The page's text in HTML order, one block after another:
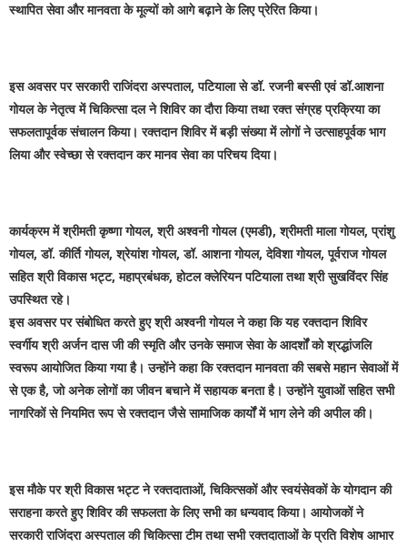
स्थापित सेवा और मानवता के मूल्यों को आगे बढ़ाने के लिए प्रेरित किया।
इस अवसर पर सरकारी राजिंदरा अस्पताल, पटियाला से डॉ. रजनी बस्सी एवं डॉ.आशना
गोयल के नेतृत्व में चिकित्सा दल ने शिविर का दौरा किया तथा रक्त संग्रह प्रक्रिया का
सफलतापूर्वक संचालन किया। रक्तदान शिविर में बड़ी संख्या में लोगों ने उत्साहपूर्वक भाग
लिया और स्वेच्छा से रक्तदान कर मानव सेवा का परिचय दिया।
कार्यक्रम में श्रीमती कृष्णा गोयल, श्री अश्वनी गोयल (एमडी), श्रीमती माला गोयल, प्रांशु
गोयल, डॉ. कीर्ति गोयल, श्रेयांश गोयल, डॉ. आशना गोयल, देविशा गोयल, पूर्वराज गोयल
सहित श्री विकास भट्ट, महाप्रबंधक, होटल क्लेरियन पटियाला तथा श्री सुखविंदर सिंह
उपस्थित रहे।
इस अवसर पर संबोधित करते हुए श्री अश्वनी गोयल ने कहा कि यह रक्तदान शिविर
स्वर्गीय श्री अर्जन दास जी की स्मृति और उनके समाज सेवा के आदर्शों को श्रद्धांजलि
स्वरूप आयोजित किया गया है। उन्होंने कहा कि रक्तदान मानवता की सबसे महान सेवाओं में
से एक है, जो अनेक लोगों का जीवन बचाने में सहायक बनता है। उन्होंने युवाओं सहित सभी
नागरिकों से नियमित रूप से रक्तदान जैसे सामाजिक कार्यों में भाग लेने की अपील की।
इस मौके पर श्री विकास भट्ट ने रक्तदाताओं, चिकित्सकों और स्वयंसेवकों के योगदान की
सराहना करते हुए शिविर की सफलता के लिए सभी का धन्यवाद किया। आयोजकों ने
सरकारी राजिंदरा अस्पताल की चिकित्सा टीम तथा सभी रक्तदाताओं के प्रति विशेष आभार